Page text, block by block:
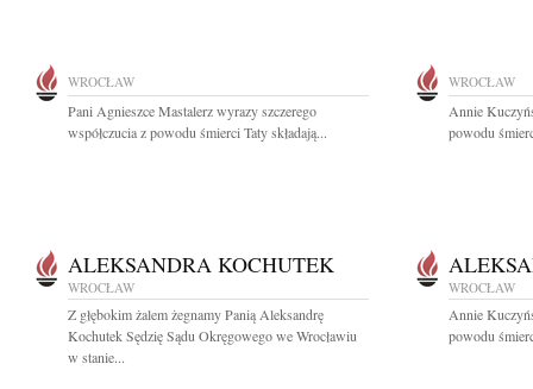
WROCŁAW
Pani Agnieszce Mastalerz wyrazy szczerego
współczucia z powodu śmierci Taty składają...
WROCŁAW
Annie
powodu
ALEKSANDRA KOCHUTEK
WROCŁAW
Z głębokim żalem żegnamy Panią Aleksandrę
Kochutek Sędzię Sądu Okręgowego we Wrocławiu
w stanie...
WROCŁAW
Annie
powodu